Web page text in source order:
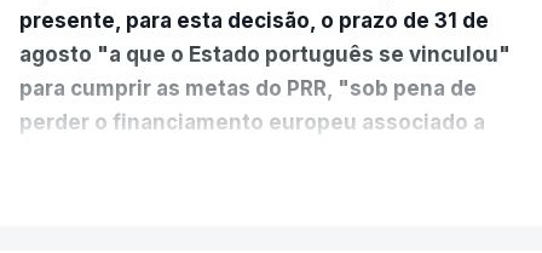
presente, para esta decisão, o prazo de 31 de
agosto "a que o Estado português se vinculou"
para cumprir as metas do PRR, "sob pena de
perder o financiamento europeu associado a